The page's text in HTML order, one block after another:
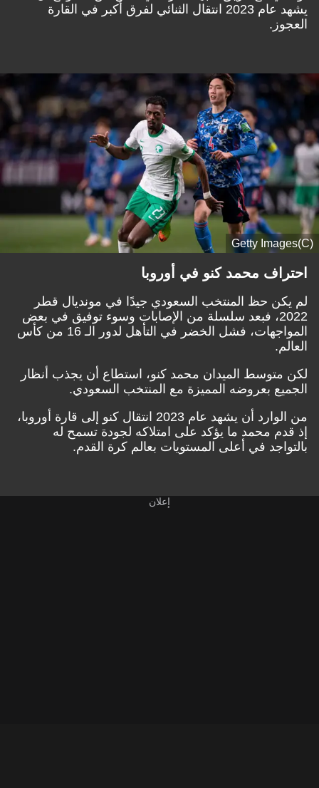
يشهد عام 2023 انتقال الثنائي لفرق أكبر في القارة
العجوز.
(C)Getty Images
احتراف محمد كنو في أوروبا
لم يكن حظ المنتخب السعودي جيدًا في مونديال قطر
2022، فبعد سلسلة من الإصابات وسوء توفيق في بعض
المواجهات، فشل الخضر في التأهل لدور الـ 16 من كأس
العالم.
لكن متوسط الميدان محمد كنو، استطاع أن يجذب أنظار
الجميع بعروضه المميزة مع المنتخب السعودي.
من الوارد أن يشهد عام 2023 انتقال كنو إلى قارة أوروبا،
إذ قدم محمد ما يؤكد على امتلاكه لجودة تسمح له
بالتواجد في أعلى المستويات بعالم كرة القدم.